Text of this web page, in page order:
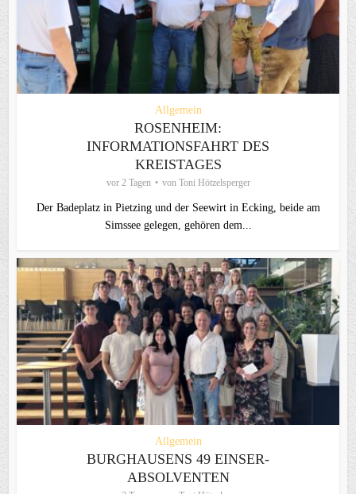
Allgemein
ROSENHEIM:
INFORMATIONSFAHRT DES
KREISTAGES
vor 2 Tagen von Toni Hötzelsperger
Der Badeplatz in Pietzing und der Seewirt in Ecking, beide am
Simssee gelegen, gehören dem...
Allgemein
BURGHAUSENS 49 EINSER-
ABSOLVENTEN